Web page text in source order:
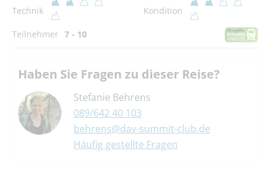
Technik Kondition
Teilnehmer 7 - 10
Haben Sie Fragen zu dieser Reise?
Stefanie Behrens
089/642 40 103
behrens@dav-summit-club.de
Häufig gestellte Fragen